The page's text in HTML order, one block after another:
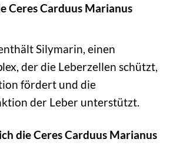
Ceres Carduus Marianus
Silymarin, einen
der die Leberzellen schützt,
fördert und die
der Leber unterstützt.
die Ceres Carduus Marianus